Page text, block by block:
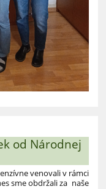
od Národnej
venovali v rámci
sme obdržali za naše